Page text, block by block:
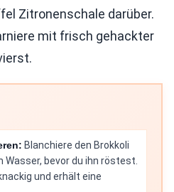
Zitronenschale darüber.
mit frisch gehackter
Blanchiere den Brokkoli
Wasser, bevor du ihn röstest.
und erhält eine